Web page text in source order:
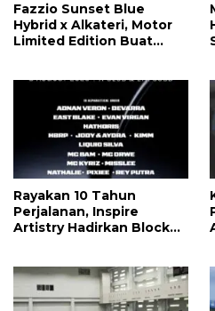
Fazzio Sunset Blue
Hybrid x Alkateri, Motor
Limited Edition Buat
Rayakan 10 Tahun
Perjalanan, Inspire
Artistry Hadirkan Block